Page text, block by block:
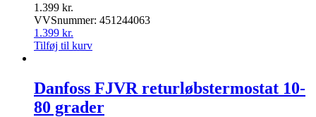
1.399 kr.
VVSnummer: 451244063
1.399 kr.
Tilføj til kurv
Danfoss FJVR returløbstermostat 10-
80 grader